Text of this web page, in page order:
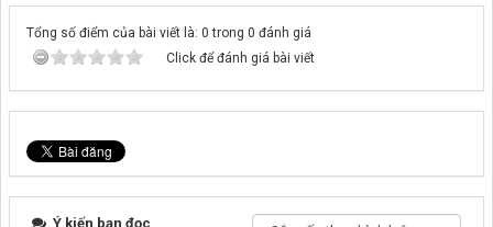
Tổng số điểm của bài viết là: 0 trong 0 đánh giá
Click để đánh giá bài viết
Ý kiến bạn đọc